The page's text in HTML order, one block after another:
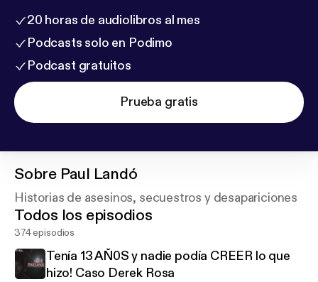
20 horas de audiolibros al mes
Podcasts solo en Podimo
Podcast gratuitos
Prueba gratis
Sobre Paul Landó
Historias de asesinos, secuestros y desapariciones
Todos los episodios
374 episodios
Tenía 13 AŇ0S y nadie podía CREER lo que
hizo! Caso Derek Rosa